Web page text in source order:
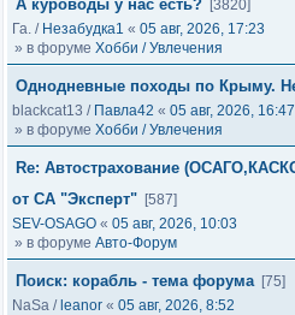
А куроводы у нас есть? [3820]
Га. / Незабудка1 « 05 авг, 2026, 17:23
» в форуме Хобби / Увлечения
Однодневные походы по Крыму.
blackcat13 / Павла42 « 05 авг, 2026, 16:47
» в форуме Хобби / Увлечения
Re: Автострахование
от СА "Эксперт" [587]
SEV-OSAGO « 05 авг, 2026, 10:03
» в форуме Авто-Форум
Поиск: корабль - тема форума [75]
NaSa / leanor « 05 авг, 2026, 8:52